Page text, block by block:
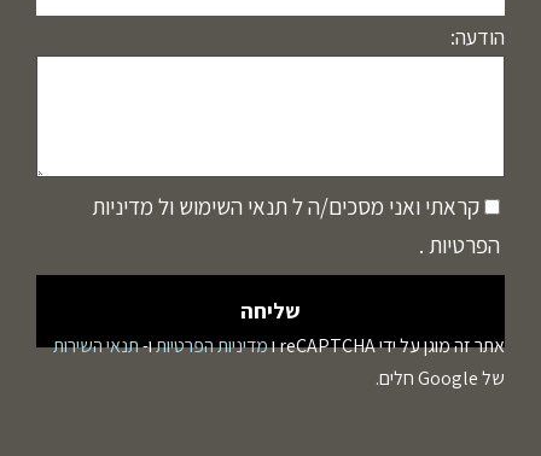
הודעה:
קראתי ואני מסכים/ה ל תנאי השימוש ול מדיניות
הפרטיות .
אתר זה מוגן על ידי reCAPTCHA ו מדיניות הפרטיותו-תנאי השירות
של Google חלים.